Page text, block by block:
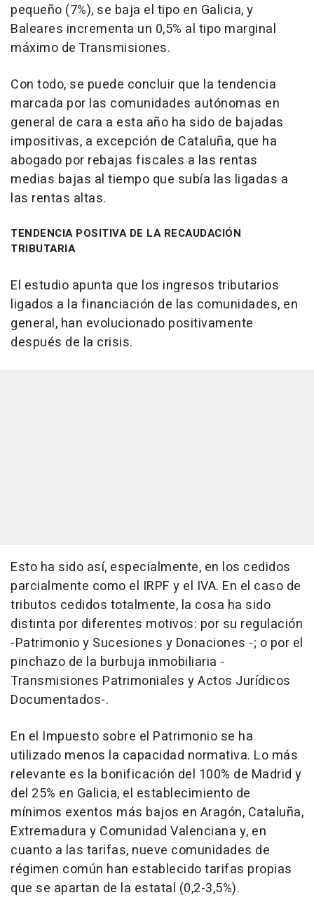
pequeño (7%), se baja el tipo en Galicia, y
Baleares incrementa un 0,5% al tipo marginal
máximo de Transmisiones.
Con todo, se puede concluir que la tendencia
marcada por las comunidades autónomas en
general de cara a esta año ha sido de bajadas
impositivas, a excepción de Cataluña, que ha
abogado por rebajas fiscales a las rentas
medias bajas al tiempo que subía las ligadas a
las rentas altas.
TENDENCIA POSITIVA DE LA RECAUDACIÓN
TRIBUTARIA
El estudio apunta que los ingresos tributarios
ligados a la financiación de las comunidades, en
general, han evolucionado positivamente
después de la crisis.
Esto ha sido así, especialmente, en los cedidos
parcialmente como el IRPF y el IVA. En el caso de
tributos cedidos totalmente, la cosa ha sido
distinta por diferentes motivos: por su regulación
-Patrimonio y Sucesiones y Donaciones -; o por el
pinchazo de la burbuja inmobiliaria -
Transmisiones Patrimoniales y Actos Jurídicos
Documentados-.
En el Impuesto sobre el Patrimonio se ha
utilizado menos la capacidad normativa. Lo más
relevante es la bonificación del 100% de Madrid y
del 25% en Galicia, el establecimiento de
mínimos exentos más bajos en Aragón, Cataluña,
Extremadura y Comunidad Valenciana y, en
cuanto a las tarifas, nueve comunidades de
régimen común han establecido tarifas propias
que se apartan de la estatal (0,2-3,5%).